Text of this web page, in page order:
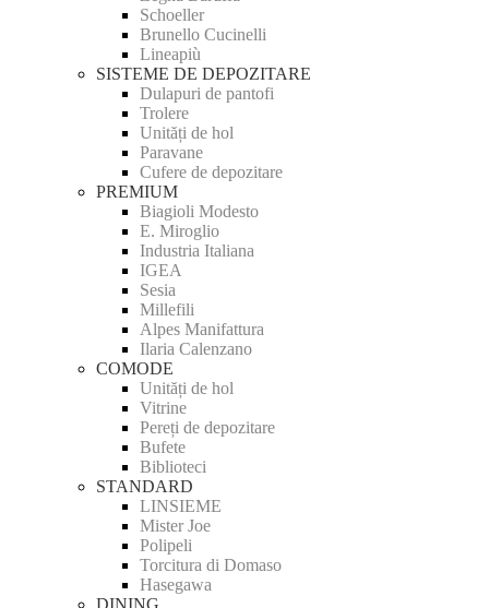
Schoeller
Brunello Cucinelli
Lineapiù
SISTEME DE DEPOZITARE
Dulapuri de pantofi
Trolere
Unități de hol
Paravane
Cufere de depozitare
PREMIUM
Biagioli Modesto
E. Miroglio
Industria Italiana
IGEA
Sesia
Millefili
Alpes Manifattura
Ilaria Calenzano
COMODE
Unități de hol
Vitrine
Pereți de depozitare
Bufete
Biblioteci
STANDARD
LINSIEME
Mister Joe
Polipeli
Torcitura di Domaso
Hasegawa
DINING